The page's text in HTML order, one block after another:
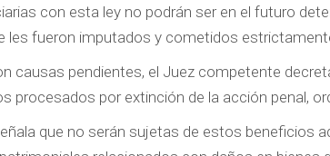
con esta ley no podrán ser en el futuro
les fueron imputados y cometidos
causas pendientes, el Juez competente
procesados por extinción de la acción penal,
que no serán sujetas de estos beneficios